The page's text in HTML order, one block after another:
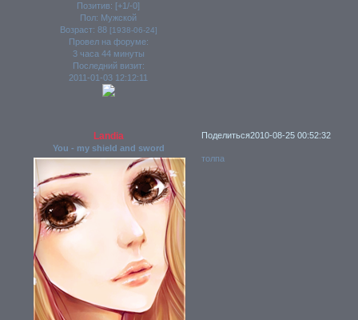
Позитив: [+1/-0]
Пол: Мужской
Возраст: 88 [1938-06-24]
Провел на форуме:
3 часа 44 минуты
Последний визит:
2011-01-03 12:12:11
Поделиться2010-08-25 00:52:32
Landia
You - my shield and sword
толпа